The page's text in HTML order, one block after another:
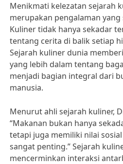
Menikmati kelezatan sejarah
merupakan pengalaman
Kuliner tidak hanya sekadar
tentang cerita di balik setiap
Sejarah kuliner dunia
yang lebih dalam tentang
menjadi bagian integral dari
manusia.
Menurut ahli sejarah kuliner,
“Makanan bukan hanya
tetapi juga memiliki nilai
sangat penting.” Sejarah
mencerminkan interaksi